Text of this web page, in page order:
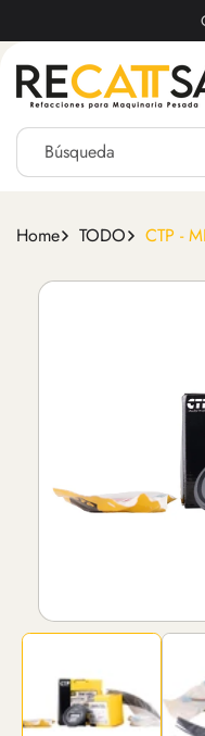
Al Contenido
Búsqueda
Home TODO CTP -
Directamente
A La
ventana